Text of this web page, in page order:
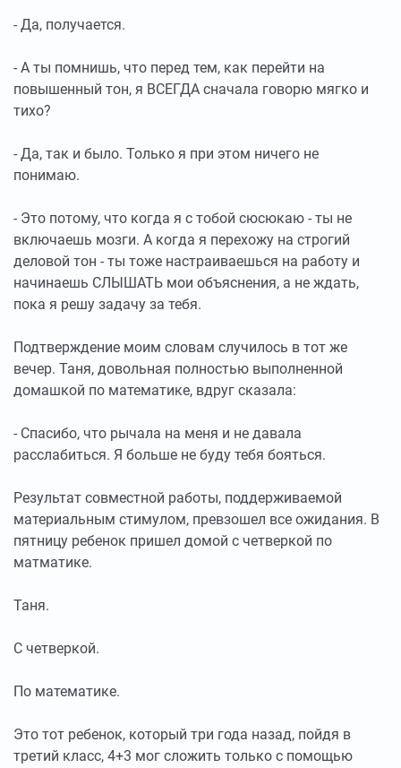
- Да, получается.
- А ты помнишь, что перед тем, как перейти на
повышенный тон, я ВСЕГДА сначала говорю мягко и
тихо?
- Да, так и было. Только я при этом ничего не
понимаю.
- Это потому, что когда я с тобой сюсюкаю - ты не
включаешь мозги. А когда я перехожу на строгий
деловой тон - ты тоже настраиваешься на работу и
начинаешь СЛЫШАТЬ мои объяснения, а не ждать,
пока я решу задачу за тебя.
Подтверждение моим словам случилось в тот же
вечер. Таня, довольная полностью выполненной
домашкой по математике, вдруг сказала:
- Спасибо, что рычала на меня и не давала
расслабиться. Я больше не буду тебя бояться.
Результат совместной работы, поддерживаемой
материальным стимулом, превзошел все ожидания. В
пятницу ребенок пришел домой с четверкой по
матматике.
Таня.
С четверкой.
По математике.
Это тот ребенок, который три года назад, пойдя в
третий класс, 4+3 мог сложить только с помощью